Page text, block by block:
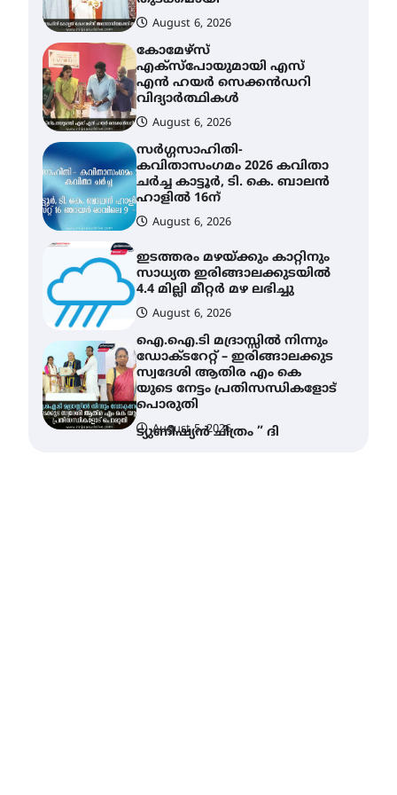
August 6, 2026
സർഗ്ഗസാഹിതി-
കവിതാസംഗമം 2026 കവിതാ
ചർച്ച കാട്ടൂർ, ടി. കെ. ബാലൻ
ഹാളിൽ 16ന്
August 6, 2026
ഇടത്തരം മഴയ്ക്കും കാറ്റിനും
സാധ്യത ഇരിങ്ങാലക്കുടയിൽ
4.4 മില്ലി മീറ്റർ മഴ ലഭിച്ചു
August 6, 2026
ഡോക്ടറേറ്റ് – ഇരിങ്ങാലക്കുട
സ്വദേശി ആതിര എം കെ
യുടെ നേട്ടം പ്രതിസന്ധികളോട്
പൊരുതി
ട്യുണീഷ്യൻ ചിത്രം ” ദി
വോയിസ് ഓഫ് ഹിന്ദ് റജബ് ”
ഇരിങ്ങാലക്കുട ഫിലിം
സൊസൈറ്റി ആഗസ്റ്റ് 7
വെള്ളിയാഴ്ച സ്‌ക്രീൻ
ചെയ്യുന്നു
August 6, 2026